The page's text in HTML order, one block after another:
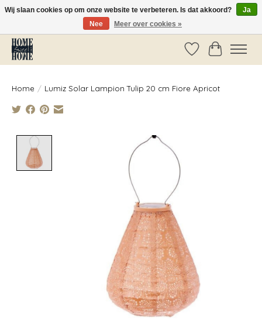
Vóór 14:00 besteld, dezelfde dag verzonden!
Verlanglijst
Home / Lumiz Solar Lampion Tulip 20 cm Fiore Apricot
Product image slideshow Items
Wij slaan cookies op om onze website te verbeteren. Is dat akkoord?
Ja
Nee
Meer over cookies »